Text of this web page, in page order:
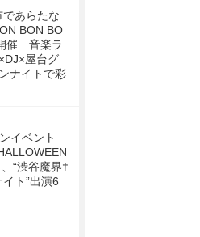
あらたな
BON BO
催 音楽ラ
屋台グ
ナイトで彩
イベント
“渋谷魔界†
ト”出演6